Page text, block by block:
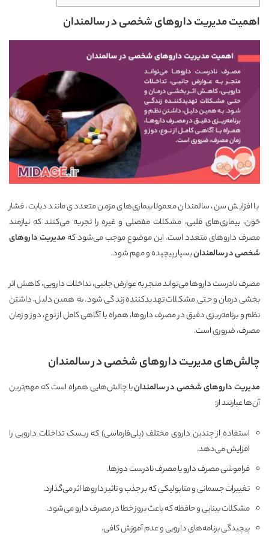
اهمیت مدیریت داروهای شخصی در سالمندان
با افزایش سن، سالمندان معمولا بیماری‌های مزمن متعددی مانند دیابت، فشار
خون، بیماری‌های قلبی، مشکلات مفصلی و غیره را تجربه می‌کنند که نیازمند
مصرف داروهای متعدد است. این موضوع موجب می‌شود کهمدیریت داروهای
شخصی در سالمندانبسیار پیچیده و مهم شود.
مصرف نادرست داروها می‌تواند منجر به عوارض جانبی، تداخلات دارویی، کاهش اثر
بخشی درمان و حتی مشکلات تهدیدکننده زندگی شود. به همین دلیل، داشتن
نظم و برنامه‌ریزی دقیق در مصرف داروها، همراه با آگاهی کامل از نوع، دوز و زمان
مصرف، ضروری است.
چالش‌های مدیریت داروهای شخصی در سالمندان
مدیریت داروهای شخصی در سالمندانبا چالش‌هایی همراه است که مهم‌ترین
آن‌ها عبارتند از:
استفاده از چندین داروی مختلف (پلی‌فارماسی) که ریسک تداخلات دارویی را
افزایش می‌دهد.
فراموشی مصرف دارو یا مصرف نادرست دوزها.
تغییرات جسمانی و متابولیکی که بر جذب و تاثیر داروها اثر می‌گذارد.
مشکلات بینایی و حافظه که باعث بروز خطا در مصرف دارو می‌شود.
پیچیدگی برنامه‌های دارویی و عدم آموزش کافی.